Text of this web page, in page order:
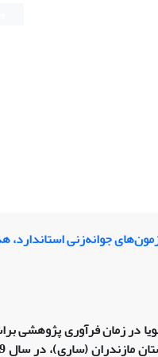
جوانه‌زنی